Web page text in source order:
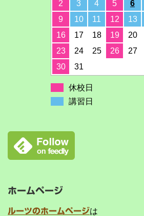
2
3 4 5 6
9
10 11 12 13
16
17 18 19 20
23
24 25 26 27
30
31
休校日
講習日
ホームページ
ルーツのホームページは